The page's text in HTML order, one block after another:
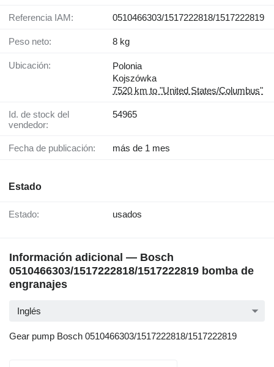
Referencia IAM: 0510466303/1517222818/1517222819
Peso neto: 8 kg
Ubicación:
Polonia
Kojszówka
7520 km to "United States/Columbus"
Id. de stock del
vendedor:
54965
Fecha de publicación: más de 1 mes
Estado
Estado: usados
Información adicional — Bosch
0510466303/1517222818/1517222819 bomba de
engranajes
Inglés
Gear pump Bosch 0510466303/1517222818/1517222819